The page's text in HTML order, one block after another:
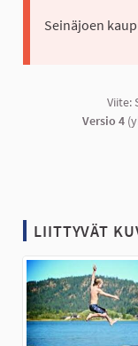
Seinäjoen
Viite:
Versio 4
LIITTYVÄT